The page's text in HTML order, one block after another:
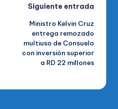
Siguiente entrada
Ministro Kelvin Cruz
entrega remozado
multiuso de Consuelo
con inversión superior
a RD 22 millones